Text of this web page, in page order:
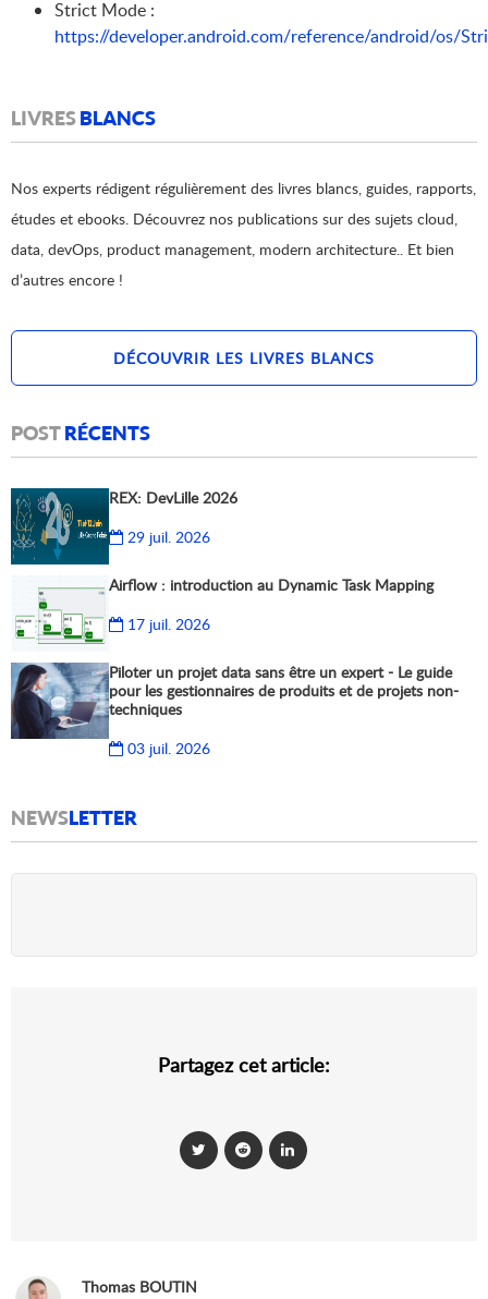
Strict Mode :
https://developer.android.com/reference/android/os/
LIVRESBLANCS
Nos experts rédigent régulièrement des livres blancs, guides, rapports,
études et ebooks. Découvrez nos publications sur des sujets cloud,
data, devOps, product management, modern architecture.. Et bien
d’autres encore !
DÉCOUVRIR LES LIVRES BLANCS
POSTRÉCENTS
REX: DevLille 2026
29 juil. 2026
Airflow : introduction au Dynamic Task Mapping
17 juil. 2026
Piloter un projet data sans être un expert - Le guide
pour les gestionnaires de produits et de projets non-
techniques
03 juil. 2026
NEWSLETTER
Partagez cet article:
Thomas BOUTIN